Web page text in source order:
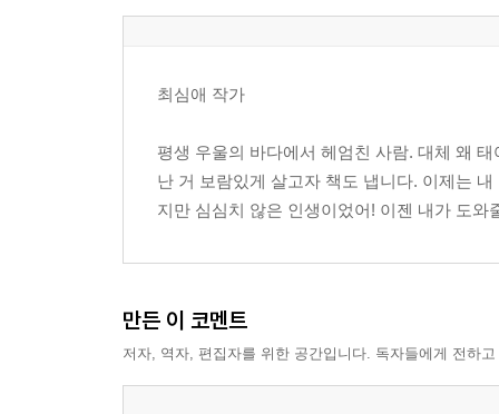
남편의 병시중 79
명상을 하다 90
과거를 내려놓기 97
청소회사 사장 이야기 100
인생 소감 103
우리의 정서와 관련이 있는 요소들은? 105
사람은 현실에서 어떤 경우에 우울해지는 걸까요?
지구인의 집단무의식과 우울증은 관계가 있을까요
최심애 작가
평생 우울의 바다에서 헤엄친 사람. 대체 왜
난 거 보람있게 살고자 책도 냅니다. 이제는
지만 심심치 않은 인생이었어! 이젠 내가 도와
만든 이 코멘트
저자, 역자, 편집자를 위한 공간입니다. 독자들에게 전하